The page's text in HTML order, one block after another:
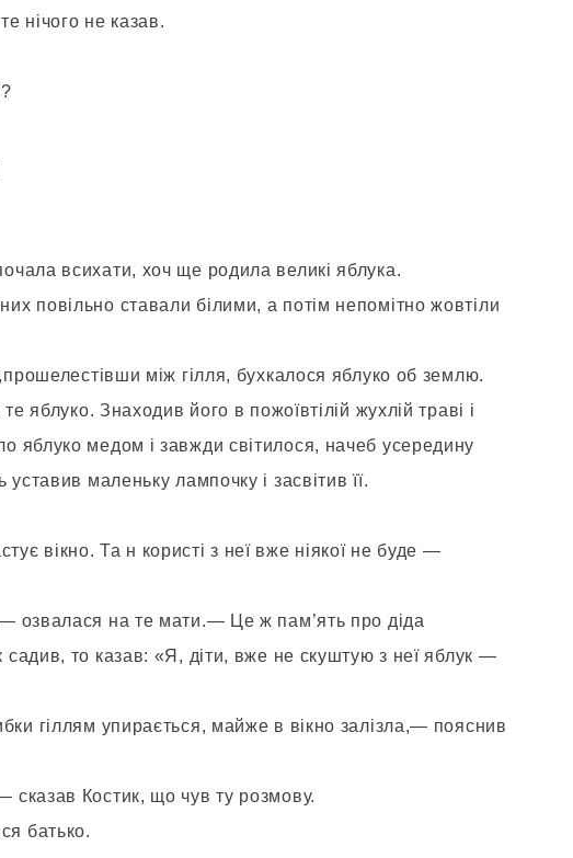
нічого не казав.
всихати, хоч ще родила великі яблука.
повільно ставали білими, а потім непомітно жовтіли
між гілля, бухкалося яблуко об землю.
те яблуко. Знаходив його в пожоївтілій жухлій траві і
яблуко медом і завжди світилося, начеб усередину
маленьку лампочку і засвітив її.
вікно. Та н користі з неї вже ніякої не буде —
озвалася на те мати.— Це ж пам’ять про діда
то казав: «Я, діти, вже не скуштую з неї яблук —
гіллям упирається, майже в вікно залізла,— пояснив
Костик, що чув ту розмову.
батько.